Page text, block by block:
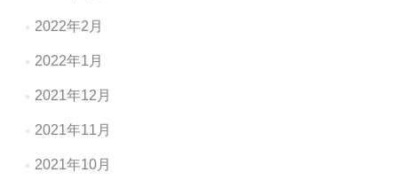
2022年2月
2022年1月
2021年12月
2021年11月
2021年10月